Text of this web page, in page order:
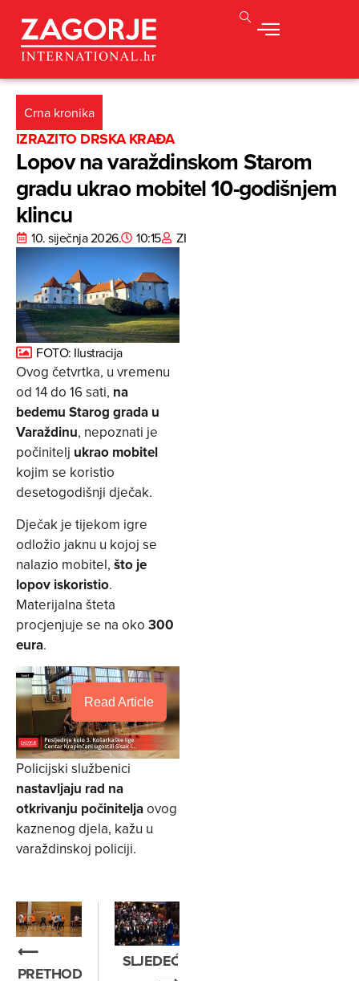
Crna kronika
IZRAZITO DRSKA KRAĐA
Lopov na varaždinskom Starom
gradu ukrao mobitel 10-godišnjem
klincu
10. siječnja 2026. 10:15 ZI
FOTO: Ilustracija
Ovog četvrtka, u vremenu
od 14 do 16 sati, na
bedemu Starog grada u
Varaždinu, nepoznati je
počinitelj ukrao mobitel
kojim se koristio
desetogodišnji dječak.
Dječak je tijekom igre
odložio jaknu u kojoj se
nalazio mobitel, što je
lopov iskoristio.
Materijalna šteta
procjenjuje se na oko 300
eura.
Read Article
Policijski službenici
nastavljaju rad na
otkrivanju počiniteljaovog
kaznenog djela, kažu u
varaždinskoj policiji.
⟵
PRETHODNO
SLJEDEĆE